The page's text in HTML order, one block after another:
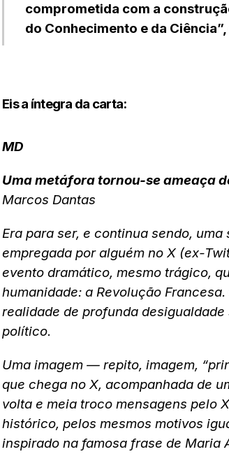
comprometida com a
do Conhecimento e da
Eis a íntegra da carta:
MD
Uma metáfora tornou-se ameaça
Marcos Dantas
Era para ser, e continua sendo,
empregada por alguém no X (ex-
evento dramático, mesmo trágico,
humanidade: a Revolução
realidade de profunda
político.
Uma imagem — repito, imagem,
que chega no X, acompanhada de
volta e meia troco mensagens pelo
histórico, pelos mesmos motivos
inspirado na famosa frase de Maria